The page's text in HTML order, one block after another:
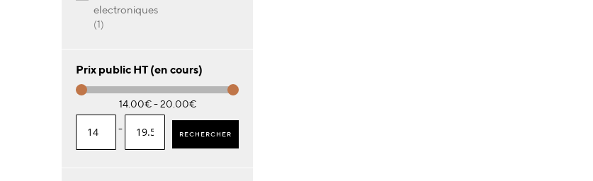
electroniques
1article
Prix public HT (en cours)
14.00€ - 20.00€
- RECHERCHER